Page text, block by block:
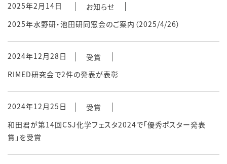
2025年2月14日
お知らせ
2025年水野研・池田研同窓会のご案内（2025/4/26）
2024年12月28日
受賞
RIMED研究会で2件の発表が表彰
2024年12月25日
受賞
和田君が第14回CSJ化学フェスタ2024で「優秀ポスター発表
賞」を受賞